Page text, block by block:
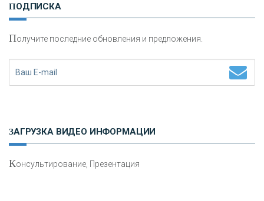
«ЗАПСИБКОМБАНК»
«РОСЕВРОБАНК»
ПОДПИСКА
Получите последние обновления и предложения.
ЗАГРУЗКА ВИДЕО ИНФОРМАЦИИ
Консультирование, Презентация